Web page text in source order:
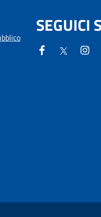
SEGUICI